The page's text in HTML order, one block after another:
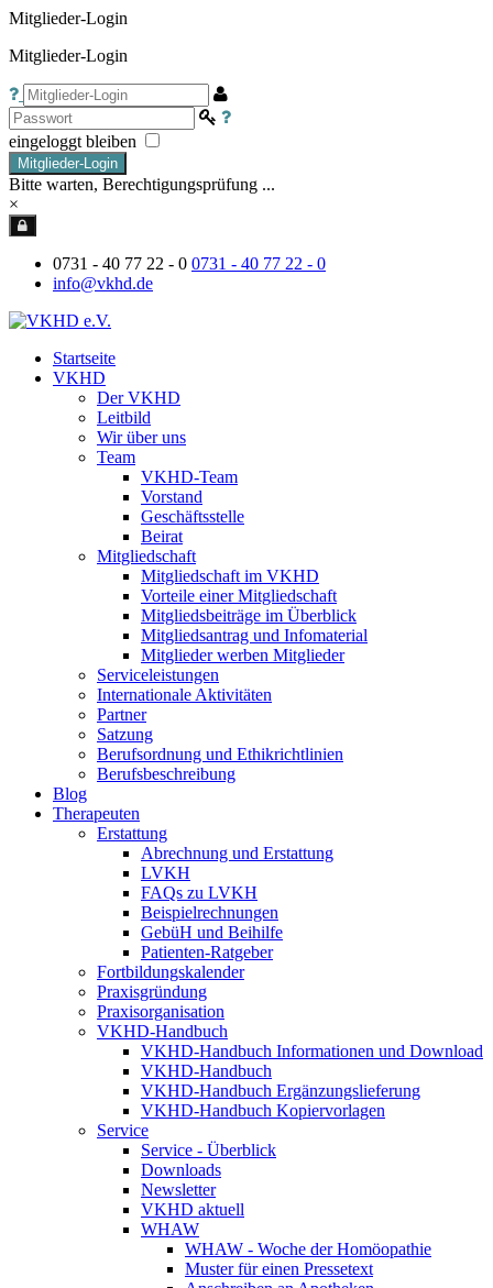
Mitglieder-Login
Mitglieder-Login
eingeloggt bleiben
Mitglieder-Login
Bitte warten, Berechtigungsprüfung ...
×
0731 - 40 77 22 - 0 0731 - 40 77 22 - 0
info@vkhd.de
Startseite
VKHD
Der VKHD
Leitbild
Wir über uns
Team
VKHD-Team
Vorstand
Geschäftsstelle
Beirat
Mitgliedschaft
Mitgliedschaft im VKHD
Vorteile einer Mitgliedschaft
Mitgliedsbeiträge im Überblick
Mitgliedsantrag und Infomaterial
Mitglieder werben Mitglieder
Serviceleistungen
Internationale Aktivitäten
Partner
Satzung
Berufsordnung und Ethikrichtlinien
Berufsbeschreibung
Blog
Therapeuten
Erstattung
Abrechnung und Erstattung
LVKH
FAQs zu LVKH
Beispielrechnungen
GebüH und Beihilfe
Patienten-Ratgeber
Fortbildungskalender
Praxisgründung
Praxisorganisation
VKHD-Handbuch
VKHD-Handbuch Informationen und Download
VKHD-Handbuch
VKHD-Handbuch Ergänzungslieferung
VKHD-Handbuch Kopiervorlagen
Service
Service - Überblick
Downloads
Newsletter
VKHD aktuell
WHAW
WHAW - Woche der Homöopathie
Muster für einen Pressetext